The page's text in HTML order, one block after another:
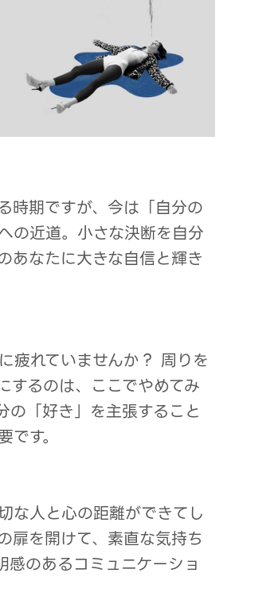
時期ですが、今は「自分の
の近道。小さな決断を自分
あなたに大きな自信と輝き
疲れていませんか？ 周りを
するのは、ここでやめてみ
の「好き」を主張すること
す。
な人と心の距離ができてし
扉を開けて、素直な気持ち
感のあるコミュニケーショ